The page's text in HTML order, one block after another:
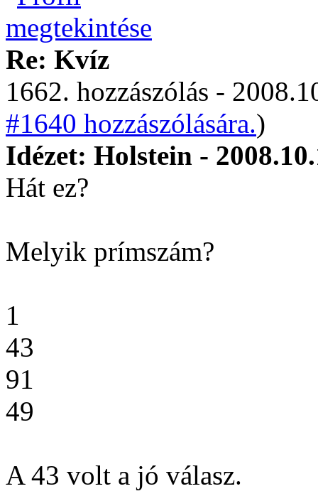
Re: Kvíz
1662. hozzászólás -
#1640 hozzászólására.)
Idézet: Holstein -
Hát ez?
Melyik prímszám?
1
43
91
49
A 43 volt a jó válasz.